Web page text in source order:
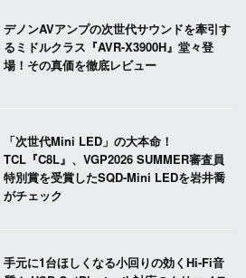
デノンAVアンプの次世代サウンドを牽引す
るミドルクラス『AVR-X3900H』堂々登
場！その真価を徹底レビュー
「次世代Mini LED」の大本命！
TCL『C8L』、VGP2026 SUMMER審査員
特別賞を受賞したSQD-Mini LEDを岩井喬
がチェック
手元に1台ほしくなる小回りの効くHi-Fi音